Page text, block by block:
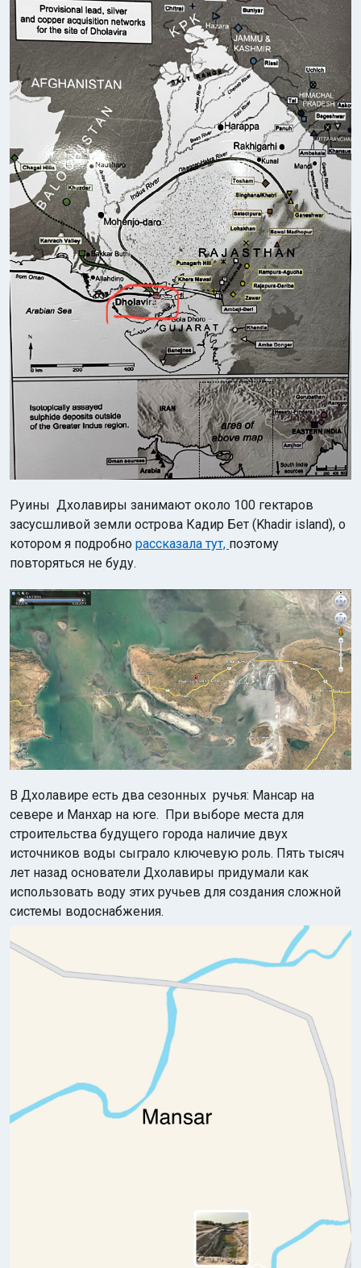
Руины Дхолавиры занимают около 100 гектаров
засусшливой земли острова Кадир Бет (Khadir island), о
котором я подробно рассказала тут, поэтому
повторяться не буду.
В Дхолавире есть два сезонных ручья: Мансар на
севере и Манхар на юге. При выборе места для
строительства будущего города наличие двух
источников воды сыграло ключевую роль. Пять тысяч
лет назад основатели Дхолавиры придумали как
использовать воду этих ручьев для создания сложной
системы водоснабжения.